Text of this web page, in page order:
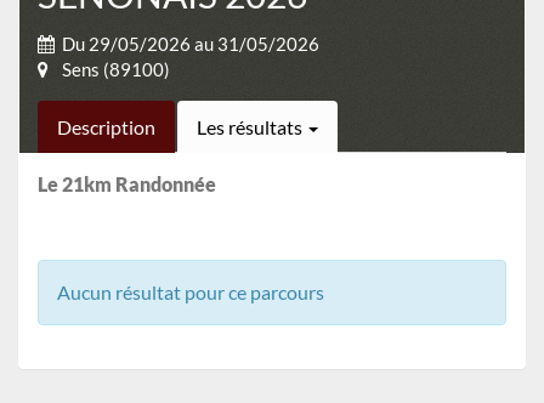
Du 29/05/2026 au 31/05/2026
Sens (89100)
Description Les résultats
Le 21km Randonnée
Aucun résultat pour ce parcours